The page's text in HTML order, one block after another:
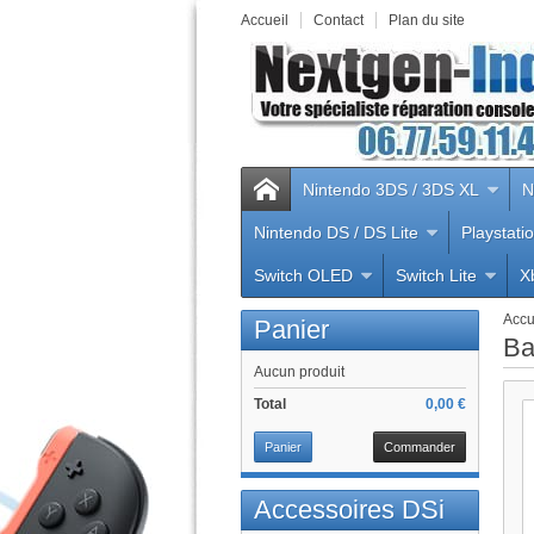
Accueil Contact Plan du site
Nintendo 3DS / 3DS XL
Nintendo DS / DS Lite
Switch OLED Switch Lite
Panier
Aucun produit
0,00 €
Total
Panier Commander
Accessoires DSi